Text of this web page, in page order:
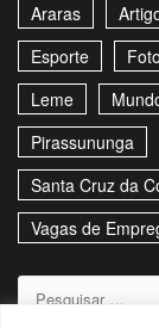
Araras
Esporte
Leme
Pirassununga
Santa Cruz da
Vagas de
Pesquisar